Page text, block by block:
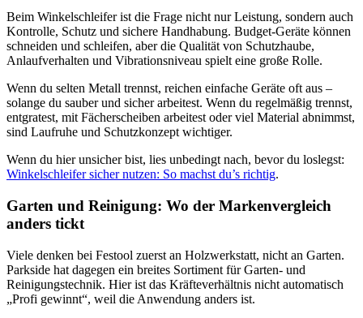
Beim Winkelschleifer ist die Frage nicht nur Leistung, sondern auch
Kontrolle, Schutz und sichere Handhabung. Budget-Geräte können
schneiden und schleifen, aber die Qualität von Schutzhaube,
Anlaufverhalten und Vibrationsniveau spielt eine große Rolle.
Wenn du selten Metall trennst, reichen einfache Geräte oft aus –
solange du sauber und sicher arbeitest. Wenn du regelmäßig trennst,
entgratest, mit Fächerscheiben arbeitest oder viel Material abnimmst,
sind Laufruhe und Schutzkonzept wichtiger.
Wenn du hier unsicher bist, lies unbedingt nach, bevor du loslegst:
Winkelschleifer sicher nutzen: So machst du’s richtig.
Garten und Reinigung: Wo der Markenvergleich
anders tickt
Viele denken bei Festool zuerst an Holzwerkstatt, nicht an Garten.
Parkside hat dagegen ein breites Sortiment für Garten- und
Reinigungstechnik. Hier ist das Kräfteverhältnis nicht automatisch
„Profi gewinnt“, weil die Anwendung anders ist.